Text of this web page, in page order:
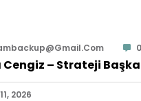
0
– Strateji
2026